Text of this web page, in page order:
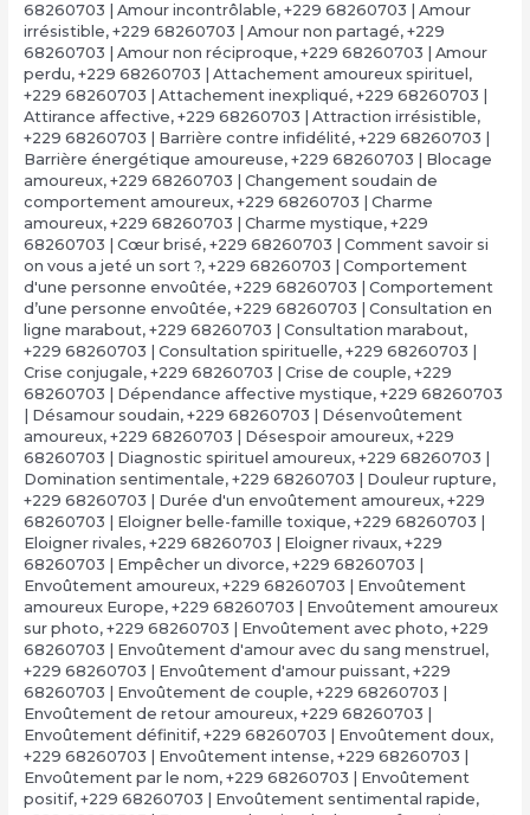
68260703 | Amour incontrôlable, +229 68260703 | Amour
irrésistible, +229 68260703 | Amour non partagé, +229
68260703 | Amour non réciproque, +229 68260703 | Amour
perdu, +229 68260703 | Attachement amoureux spirituel ,
+229 68260703 | Attachement inexpliqué, +229 68260703 |
Attirance affective, +229 68260703 | Attraction irrésistible,
+229 68260703 | Barrière contre infidélité, +229 68260703 |
Barrière énergétique amoureuse, +229 68260703 | Blocage
amoureux, +229 68260703 | Changement soudain de
comportement amoureux, +229 68260703 | Charme
amoureux, +229 68260703 | Charme mystique, +229
68260703 | Cœur brisé, +229 68260703 | Comment savoir si
on vous a jeté un sort ?, +229 68260703 | Comportement
d'une personne envoûtée, +229 68260703 | Comportement
d’une personne envoûtée, +229 68260703 | Consultation en
ligne marabout, +229 68260703 | Consultation marabout,
+229 68260703 | Consultation spirituelle, +229 68260703 |
Crise conjugale, +229 68260703 | Crise de couple, +229
68260703 | Dépendance affective mystique, +229 68260703
| Désamour soudain, +229 68260703 | Désenvoûtement
amoureux, +229 68260703 | Désespoir amoureux, +229
68260703 | Diagnostic spirituel amoureux, +229 68260703 |
Domination sentimentale, +229 68260703 | Douleur rupture,
+229 68260703 | Durée d'un envoûtement amoureux, +229
68260703 | Eloigner belle-famille toxique, +229 68260703 |
Eloigner rivales, +229 68260703 | Eloigner rivaux, +229
68260703 | Empêcher un divorce, +229 68260703 |
Envoûtement amoureux, +229 68260703 | Envoûtement
amoureux Europe, +229 68260703 | Envoûtement amoureux
sur photo, +229 68260703 | Envoûtement avec photo, +229
68260703 | Envoûtement d'amour avec du sang menstruel ,
+229 68260703 | Envoûtement d'amour puissant, +229
68260703 | Envoûtement de couple, +229 68260703 |
Envoûtement de retour amoureux, +229 68260703 |
Envoûtement définitif, +229 68260703 | Envoûtement doux,
+229 68260703 | Envoûtement intense, +229 68260703 |
Envoûtement par le nom, +229 68260703 | Envoûtement
positif, +229 68260703 | Envoûtement sentimental rapide,